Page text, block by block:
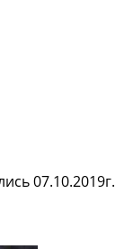
07.10.2019г.